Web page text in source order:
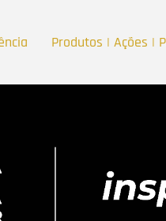
Produtos | Ações |